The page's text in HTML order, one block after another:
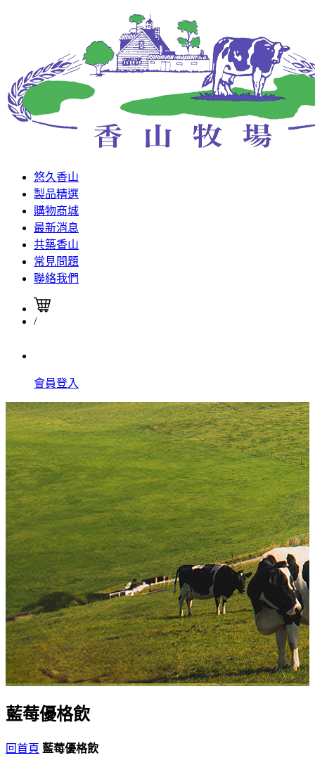
悠久香山
製品精選
購物商城
最新消息
共築香山
常見問題
聯絡我們
/
會員登入
藍莓優格飲
回首頁 藍莓優格飲